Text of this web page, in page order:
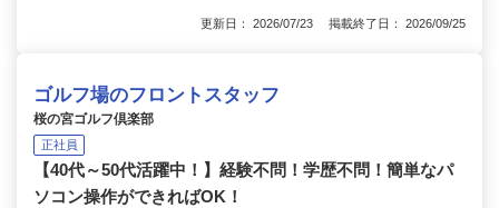
更新日： 2026/07/23 掲載終了日： 2026/09/25
ゴルフ場のフロントスタッフ
桜の宮ゴルフ倶楽部
正社員
【40代～50代活躍中！】経験不問！学歴不問！簡単なパ
ソコン操作ができればOK！